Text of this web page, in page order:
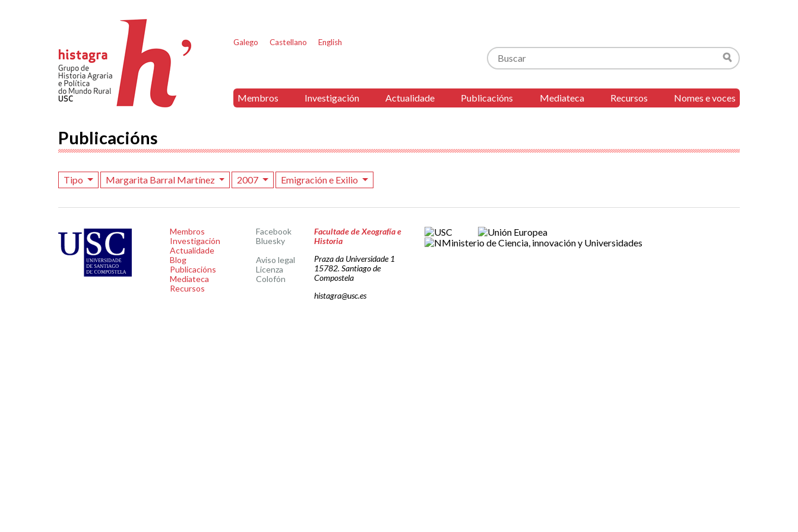
Galego Castellano English
Buscar
Buscar
Membros Investigación Actualidade Publicacións Mediateca Recursos Nomes e voces
Publicacións
Tipo Margarita Barral Martínez 2007 Emigración e Exilio
Membros
Investigación
Actualidade
Blog
Publicacións
Mediateca
Recursos
Facebook
Bluesky
Aviso legal
Licenza
Colofón
Facultade de Xeografía e
Historia
Praza da Universidade 1
15782. Santiago de
Compostela
histagra@usc.es